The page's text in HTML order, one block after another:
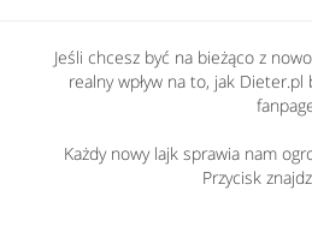
Jeśli chcesz być na bieżąco z
realny wpływ na to, jak Dieter.pl
Każdy nowy lajk sprawia nam
Przycisk